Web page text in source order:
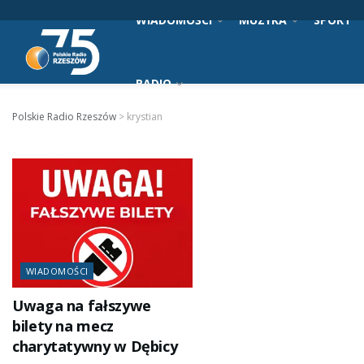
WIADOMOŚCI MUZYKA SPORT
RADIO
Polskie Radio Rzeszów > krystian
WIADOMOŚCI
Uwaga na fałszywe
bilety na mecz
charytatywny w Dębicy